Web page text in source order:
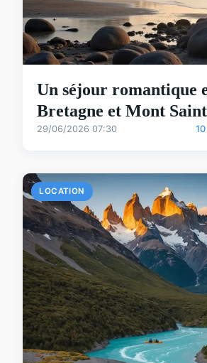
Un séjour romantique
Bretagne et Mont
29/06/2026 07:30
LOCATION